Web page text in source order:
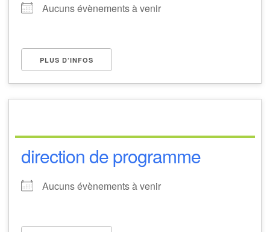
Aucuns évènements à venir
PLUS D’INFOS
direction de programme
Aucuns évènements à venir